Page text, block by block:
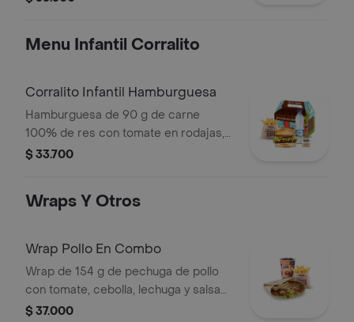
bebida PET
Menu Infantil Corralito
Corralito Infantil Hamburguesa
Hamburguesa de 90 g de carne
100% de res con tomate en rodajas,
lechuga en julianas, salsa blanca y
60 g
$ 33.700
Wraps Y Otros
Wrap Pollo En Combo
Wrap de 154 g de pechuga de pollo
con tomate, cebolla, lechuga y salsa
blanca + papas medianas (corral o en
$ 37.000